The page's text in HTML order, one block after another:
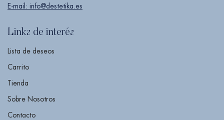
E-mail: info@destetika.es
Links de interés
Lista de deseos
Carrito
Tienda
Sobre Nosotros
Contacto